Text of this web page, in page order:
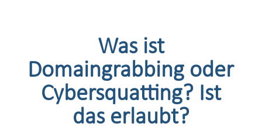
Was ist
Domaingrabbing oder
Cybersquatting? Ist
das erlaubt?